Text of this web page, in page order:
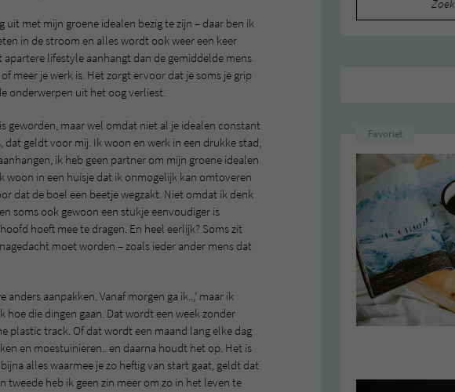
met mijn groene idealen bezig te zijn – daar ben ik
in de stroom en alles wordt ook weer een keer
lifestyle aanhangt dan de gemiddelde mens
meer je werk is. Het zorgt ervoor dat je soms je grip
onderwerpen uit het oog verliest.
geworden, maar wel omdat niet al je idealen constant
dat geldt voor mij. Ik woon en werk in een drukke stad,
ik heb geen partner om mijn groene idealen
woon in een huisje dat ik onmogelijk kan omtoveren
dat de boel een beetje wegzakt. Niet omdat ik denk
soms ook gewoon een stukje eenvoudiger is
hoeft mee te dragen. En heel eerlijk? Soms zit
moet worden – zoals ieder ander mens dat
aanpakken. Vanaf morgen ga ik..,’ maar ik
die dingen gaan. Dat wordt een week zonder
plastic track. Of dat wordt een maand lang elke dag
en moestuinieren.. en daarna houdt het op. Het is
alles waarmee je zo heftig van start gaat, geldt dat
tweede heb ik geen zin meer om zo in het leven te
Favoriet